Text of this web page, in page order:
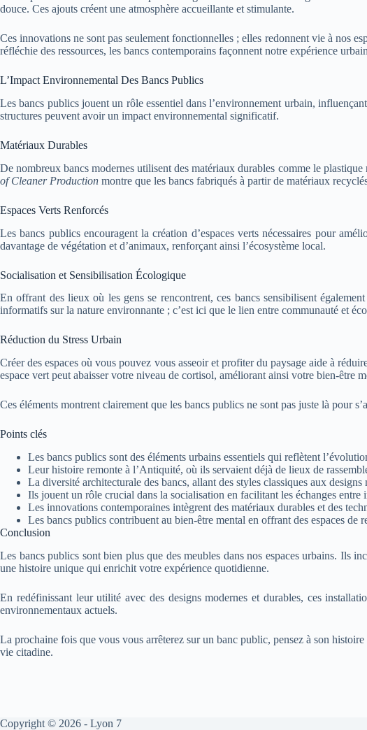
douce. Ces ajouts créent une atmosphère accueillante et stimulante.
Ces innovations ne sont pas seulement fonctionnelles ; elles redonnent vie à nos
réfléchie des ressources, les bancs contemporains façonnent notre expérience
L’Impact Environnemental Des Bancs Publics
Les bancs publics jouent un rôle essentiel dans l’environnement urbain,
structures peuvent avoir un impact environnemental significatif.
Matériaux Durables
De nombreux bancs modernes utilisent des matériaux durables comme le
of Cleaner Production montre que les bancs fabriqués à partir de matériaux
Espaces Verts Renforcés
Les bancs publics encouragent la création d’espaces verts nécessaires pour
davantage de végétation et d’animaux, renforçant ainsi l’écosystème local.
Socialisation et Sensibilisation Écologique
En offrant des lieux où les gens se rencontrent, ces bancs sensibilisent
informatifs sur la nature environnante ; c’est ici que le lien entre communauté et
Réduction du Stress Urbain
Créer des espaces où vous pouvez vous asseoir et profiter du paysage aide à
espace vert peut abaisser votre niveau de cortisol, améliorant ainsi votre bien-être
Ces éléments montrent clairement que les bancs publics ne sont pas juste là pour
Points clés
Les bancs publics sont des éléments urbains essentiels qui reflètent
Leur histoire remonte à l’Antiquité, où ils servaient déjà de lieux de
La diversité architecturale des bancs, allant des styles classiques aux
Ils jouent un rôle crucial dans la socialisation en facilitant les échanges
Les innovations contemporaines intègrent des matériaux durables et des
Les bancs publics contribuent au bien-être mental en offrant des espaces de
Conclusion
Les bancs publics sont bien plus que des meubles dans nos espaces urbains.
une histoire unique qui enrichit votre expérience quotidienne.
En redéfinissant leur utilité avec des designs modernes et durables, ces
environnementaux actuels.
La prochaine fois que vous vous arrêterez sur un banc public, pensez à son
vie citadine.
Copyright © 2026 - Lyon 7